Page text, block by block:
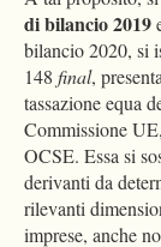
di bilancio 2019
bilancio 2020, si
148 final,
tassazione equa
Commissione
OCSE. Essa si
derivanti da
rilevanti
imprese, anche